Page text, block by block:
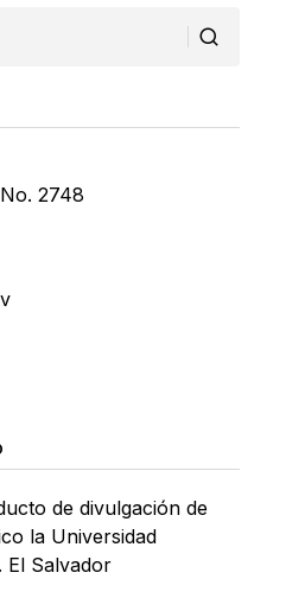
2748
de divulgación de
la Universidad
El Salvador